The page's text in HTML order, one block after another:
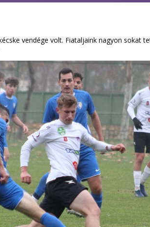
vendége volt. Fiataljaink nagyon sokat